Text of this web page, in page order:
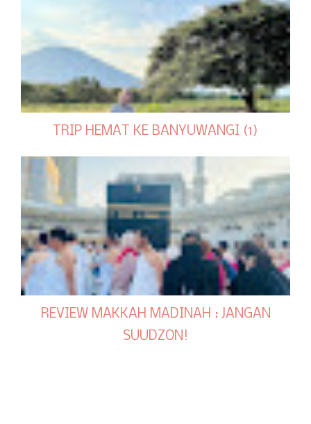
TRIP HEMAT KE BANYUWANGI (1)
REVIEW MAKKAH MADINAH : JANGAN
SUUDZON!